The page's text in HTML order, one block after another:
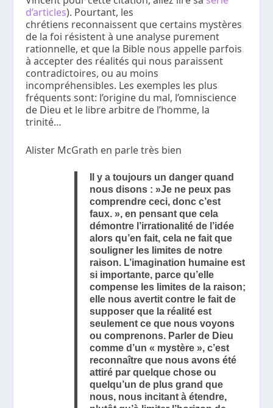
d’articles). Pourtant, les
chrétiens reconnaissent que certains mystères
de la foi résistent à une analyse purement
rationnelle, et que la Bible nous appelle parfois
à accepter des réalités qui nous paraissent
contradictoires, ou au moins
incompréhensibles. Les exemples les plus
fréquents sont: l’origine du mal, l’omniscience
de Dieu et le libre arbitre de l’homme, la
trinité…
Alister McGrath en parle très bien
Il y a toujours un danger quand
nous disons : »Je ne peux pas
comprendre ceci, donc c’est
faux. », en pensant que cela
démontre l’irrationalité de l’idée
alors qu’en fait, cela ne fait que
souligner les limites de notre
raison. L’imagination humaine est
si importante, parce qu’elle
compense les limites de la raison;
elle nous avertit contre le fait de
supposer que la réalité est
seulement ce que nous voyons
ou comprenons. Parler de Dieu
comme d’un « mystère », c’est
reconnaître que nous avons été
attiré par quelque chose ou
quelqu’un de plus grand que
nous, nous incitant à étendre,